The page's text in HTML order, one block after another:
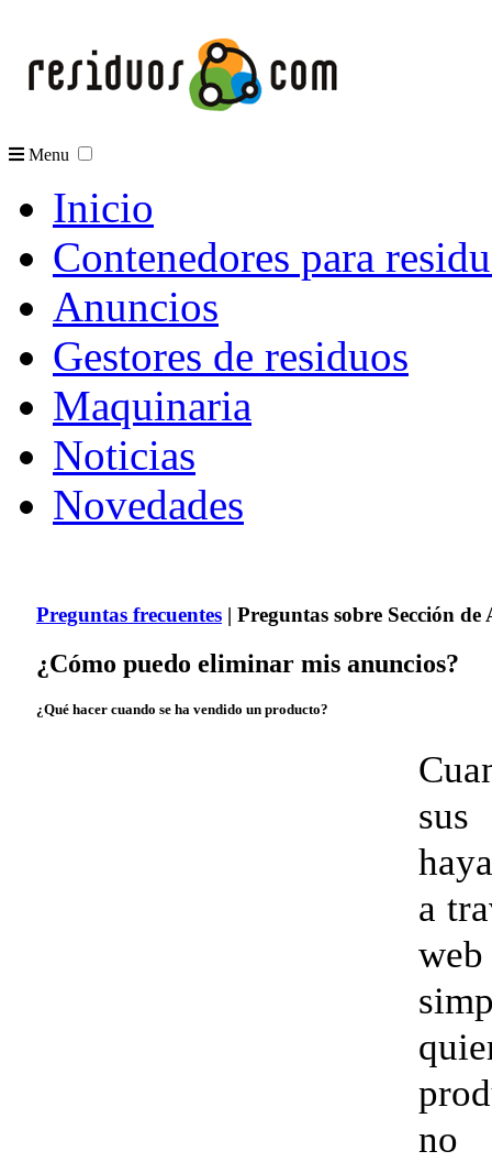
Menu
Inicio
Contenedores para
Anuncios
Gestores de residuos
Maquinaria
Noticias
Novedades
Preguntas frecuentes | Preguntas sobre Sección de
¿Cómo puedo eliminar mis anuncios?
¿Qué hacer cuando se ha vendido un producto?
a
no